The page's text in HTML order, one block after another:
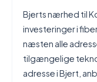
Bjerts nærhed til
investeringer i
næsten alle
tilgængelige
adresse i Bjert,